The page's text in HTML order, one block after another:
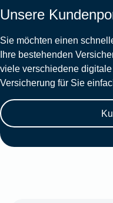
Unsere
Sie möchten einen
Ihre bestehenden
viele verschiedene
Versicherung für Sie